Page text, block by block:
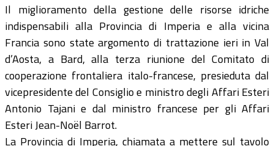
Il miglioramento della gestione delle risorse idriche
indispensabili alla Provincia di Imperia e alla vicina
Francia sono state argomento di trattazione ieri in Val
d’Aosta, a Bard, alla terza riunione del Comitato di
cooperazione frontaliera italo-francese, presieduta dal
vicepresidente del Consiglio e ministro degli Affari Esteri
Antonio Tajani e dal ministro francese per gli Affari
Esteri Jean-Noël Barrot.
La Provincia di Imperia, chiamata a mettere sul tavolo